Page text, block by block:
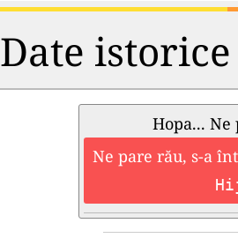
Date
Hopa...
Ne pare rău, s-a